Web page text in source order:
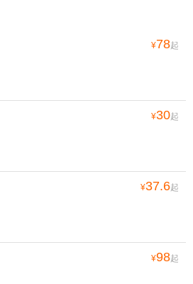
¥78起
¥30起
¥37.6起
¥98起